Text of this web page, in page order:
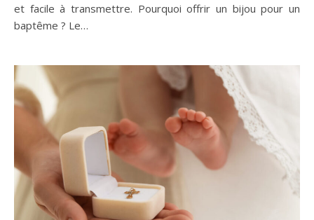
et facile à transmettre. Pourquoi offrir un bijou pour un
baptême ? Le…